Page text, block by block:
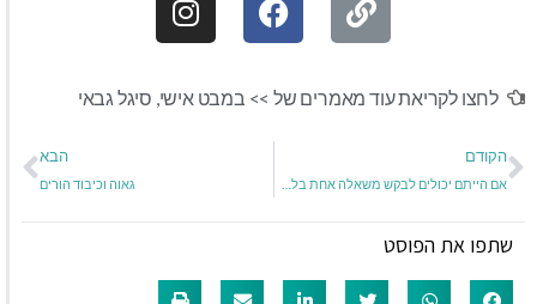
לחצו לקריאת עוד מאמרים של >> במבט אישי, סיגל גבאי
הקודם הבא
גאוה וכיבוד הורים
שתפו את הפוסט